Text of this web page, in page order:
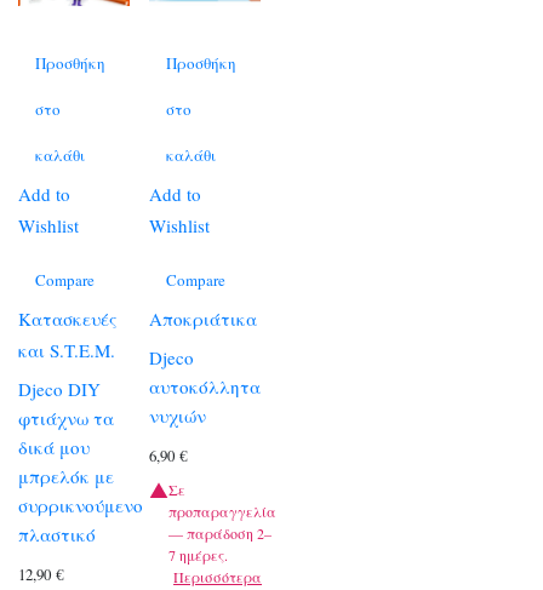
Προσθήκη
στο
καλάθι
Add to
Wishlist
Compare
Κατασκευές
και S.T.E.M.
Djeco DIY
φτιάχνω τα
δικά μου
μπρελόκ με
συρρικνούμενο
πλαστικό
12,90 €
Προσθήκη
στο
καλάθι
Add to
Wishlist
Compare
Αποκριάτικα
Djeco
αυτοκόλλητα
νυχιών
6,90€
Σε
προπαραγγελία
— παράδοση 2–
7 ημέρες.
Περισσότερα